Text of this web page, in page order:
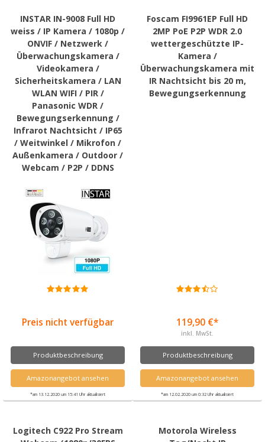
INSTAR IN-9008 Full HD
weiss / IP Kamera / 1080p /
ONVIF / Netzwerk /
Überwachungskamera /
Videokamera /
Sicherheitskamera / LAN
WLAN WIFI / PIR /
Panasonic WDR /
Bewegungserkennung /
Infrarot Nachtsicht / IP65
/ Weitwinkel / Mikrofon /
Außenkamera / Outdoor /
Webcam / P2P / DDNS
Preis nicht verfügbar
Produktbeschreibung
Amazonangebot ansehen
*am 13.12.2020 um 15:41 Uhr aktualisiert
Foscam FI9961EP Full HD
2MP PoE P2P WDR 2.0
wettergeschützte IP-
Kamera /
Überwachungskamera mit
IR Nachtsicht bis 20 m,
Bewegungserkennung
119,90 €*
inkl. MwSt.
Produktbeschreibung
Amazonangebot ansehen
*am 12.02.2020 um 0:32 Uhr aktualisiert
Logitech C922 Pro Stream
Motorola Wireless